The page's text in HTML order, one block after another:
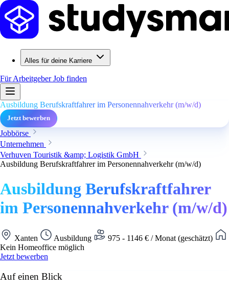
Alles für deine Karriere
Für ArbeitgeberJob finden
Ausbildung Berufskraftfahrer im Personennahverkehr (m/w/d)
Jetzt bewerben
Jobbörse
Unternehmen
Verhuven Touristik &amp; Logistik GmbH
Ausbildung Berufskraftfahrer im Personennahverkehr (m/w/d)
Ausbildung Berufskraftfahrer
im Personennahverkehr (m/w/d)
Xanten Ausbildung
975 - 1146 € / Monat (geschätzt)
Kein Homeoffice möglich
Jetzt bewerben
Auf einen Blick